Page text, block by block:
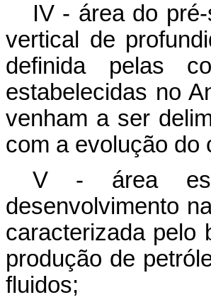
IV - área do
vertical de
definida pelas
estabelecidas no
venham a ser
com a evolução do
V - área
desenvolvimento
caracterizada pelo
produção de
fluidos;